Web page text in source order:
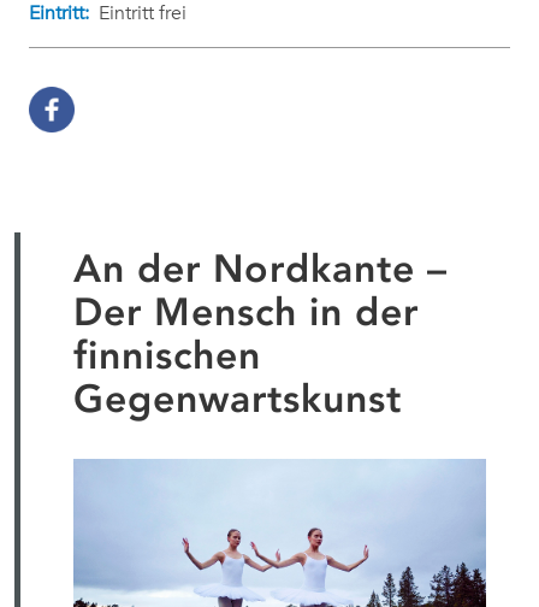
Eintritt: Eintritt frei
An der Nordkante –
Der Mensch in der
finnischen
Gegenwartskunst